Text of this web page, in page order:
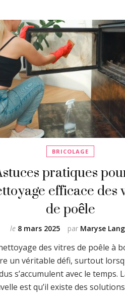
BRICOLAGE
pratiques
efficace des
de poêle
par Maryse
le 8 mars 2025
des vitres de poêle à
un véritable défi, surtout
s’accumulent avec le temps.
est qu’il existe des